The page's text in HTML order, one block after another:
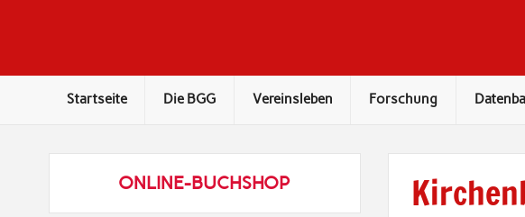
Startseite Die BGG Vereinsleben Forschung
ONLINE-BUCHSHOP